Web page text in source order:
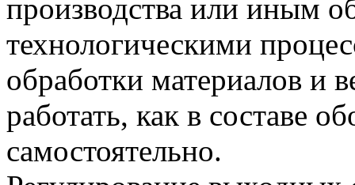
производства или иным
технологическими
обработки материалов и
работать, как в составе
самостоятельно.